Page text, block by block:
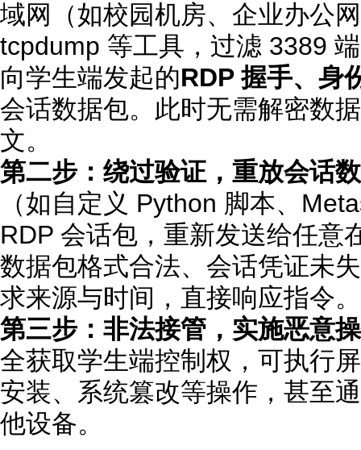
域网（如校园机房、企业办公
tcpdump 等工具，过滤 3389
向学生端发起的RDP 握手、身
会话数据包。此时无需解密数
文。
第二步：绕过验证，重放会话
（如自定义 Python 脚本、
RDP 会话包，重新发送给任意
数据包格式合法、会话凭证未
求来源与时间，直接响应指令。
第三步：非法接管，实施恶意
全获取学生端控制权，可执行
安装、系统篡改等操作，甚至
他设备。